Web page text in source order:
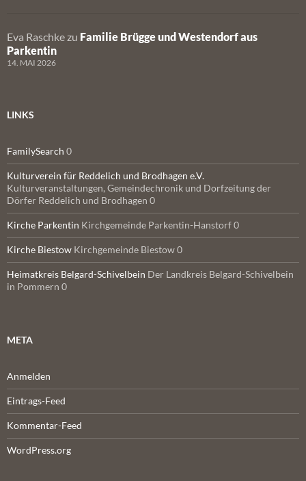
Eva Raschke zu Familie Brügge und Westendorf aus
Parkentin
14. MAI 2026
LINKS
FamilySearch 0
Kulturverein für Reddelich und Brodhagen e.V.
Kulturveranstaltungen, Gemeindechronik und Dorfzeitung der
Dörfer Reddelich und Brodhagen 0
Kirche Parkentin Kirchgemeinde Parkentin-Hanstorf 0
Kirche Biestow Kirchgemeinde Biestow 0
Heimatkreis Belgard-Schivelbein Der Landkreis Belgard-Schivelbein
in Pommern 0
META
Anmelden
Eintrags-Feed
Kommentar-Feed
WordPress.org